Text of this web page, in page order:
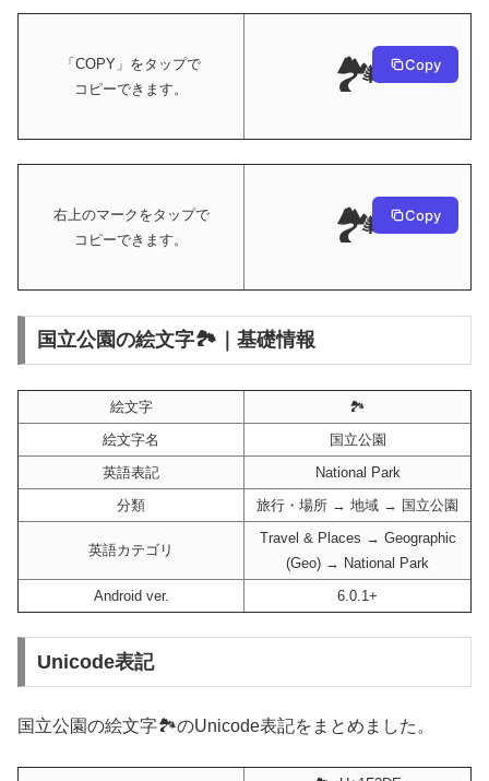
「COPY」をタップで
コピーできます。
🏞️ Copy
右上のマークをタップで
コピーできます。
🏞️ Copy
国立公園の絵文字🏞️｜基礎情報
絵文字
🏞️
絵文字名
国立公園
英語表記
National Park
分類
旅行・場所 → 地域 → 国立公園
英語カテゴリ
Travel & Places → Geographic
(Geo) → National Park
Android ver.
6.0.1+
Unicode表記
国立公園の絵文字🏞️のUnicode表記をまとめました。